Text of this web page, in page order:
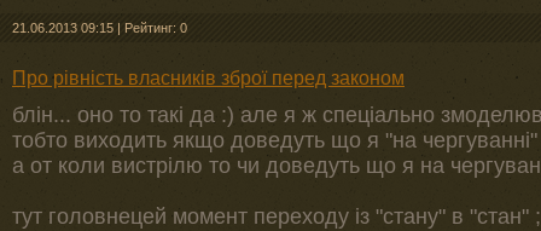
21.06.2013 09:15 | Рейтинг: 0
Про рівність власників зброї перед законом
блін... оно то такі да :) але я ж спеціально
тобто виходить якщо доведуть що я "на
а от коли вистрілю то чи доведуть що я на
тут головнецей момент переходу із "стану" в "стан"